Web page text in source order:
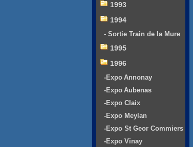
1993
1994
- Sortie Train de la Mure
1995
1996
-Expo Annonay
-Expo Aubenas
-Expo Claix
-Expo Meylan
-Expo St Geor Commiers
-Expo Vinay